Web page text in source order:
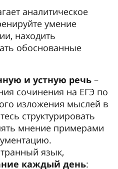
аналитическое
умение
находить
обоснованные
и устную речь –
сочинения на ЕГЭ по
изложения мыслей в
структурировать
мнение примерами
язык,
каждый день: